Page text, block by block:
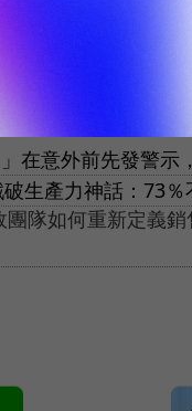
在意外前先發警示
生產力神話：73
隊如何重新定義